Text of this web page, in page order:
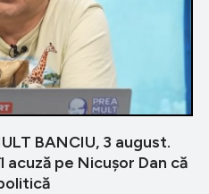
BANCIU, 3 august.
acuză pe Nicușor Dan că